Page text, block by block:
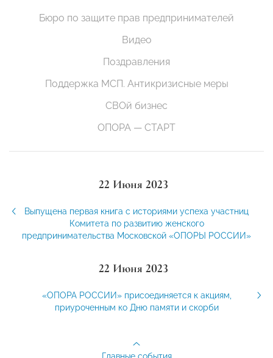
Бюро по защите прав предпринимателей
Видео
Поздравления
Поддержка МСП. Антикризисные меры
СВОй бизнес
ОПОРА — СТАРТ
22 Июня 2023
Выпущена первая книга с историями успеха участниц
Комитета по развитию женского
предпринимательства Московской «ОПОРЫ РОССИИ»
22 Июня 2023
«ОПОРА РОССИИ» присоединяется к акциям,
приуроченным ко Дню памяти и скорби